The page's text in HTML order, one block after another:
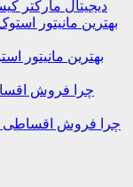
دیجیتال مارکتر
بهترین مانیتور
چرا فروش اقساطی